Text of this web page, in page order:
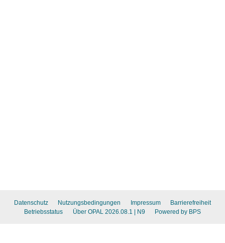
Datenschutz Nutzungsbedingungen Impressum
Barrierefreiheit
Betriebsstatus
Über OPAL 2026.08.1 | N9 Powered by BPS